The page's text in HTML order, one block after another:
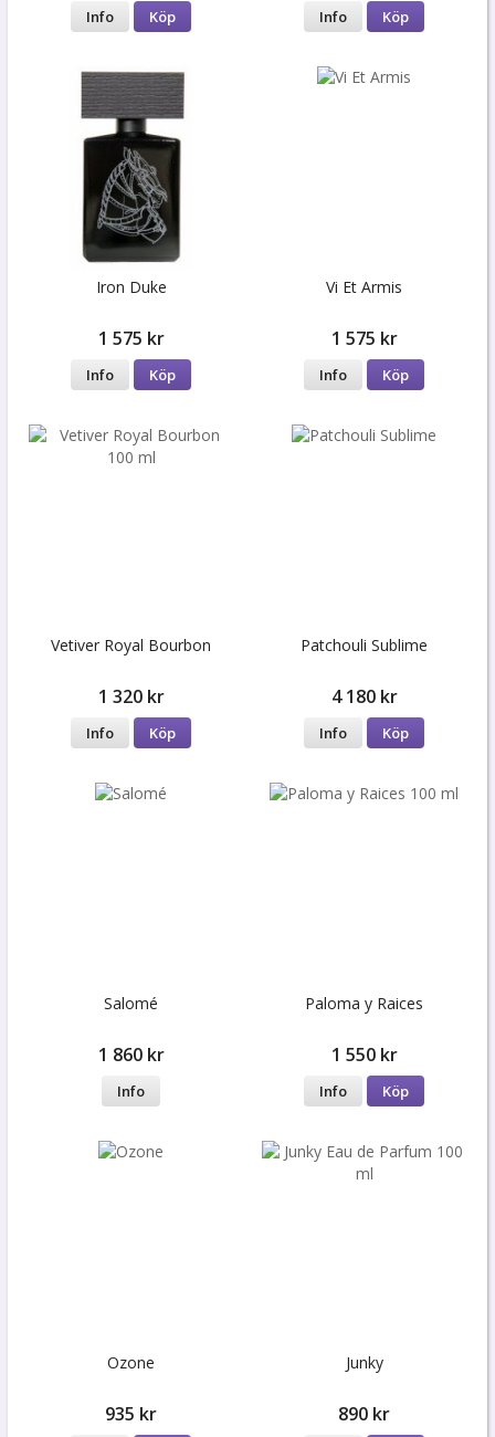
Info Köp Info Köp
Iron Duke
1 575 kr
Info Köp
Vi Et Armis
1 575 kr
Info Köp
Vetiver Royal Bourbon
1 320 kr
Info Köp
Patchouli Sublime
4 180 kr
Info Köp
Salomé
1 860 kr
Info
Paloma y Raices
1 550 kr
Info Köp
Ozone
935 kr
Junky
890 kr